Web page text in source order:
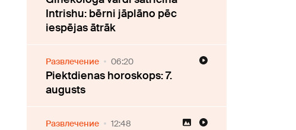
Intrishu: bērni jāplāno pēc
iespējas ātrāk
Развлечение 06:20
Piektdienas horoskops: 7.
augusts
Развлечение 12:48